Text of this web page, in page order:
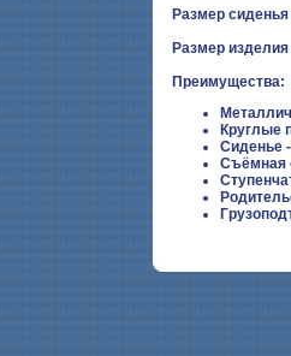
Размер
Размер
Преимущества:
Круглые
Сиденье
Съёмная